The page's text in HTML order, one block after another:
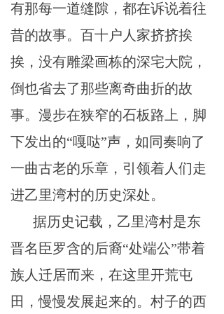
有那每一道缝隙，都在诉说着往
昔的故事。百十户人 家挤挤挨
挨，没有雕梁画栋的深宅大院，
倒也省去了那些离奇曲折的故
事。漫步在狭窄的石板路 上， 脚
下发出的“嘎哒”声，如 同奏响了
一曲古老的乐章 ， 引 领着人们走
进乙里湾村的历史深处。
据历史记载，乙里湾村是东
晋名臣罗含的后裔“处端公”带着
族人迁居而来，在这里开荒屯
田 ，慢慢发展起来的。村子的西